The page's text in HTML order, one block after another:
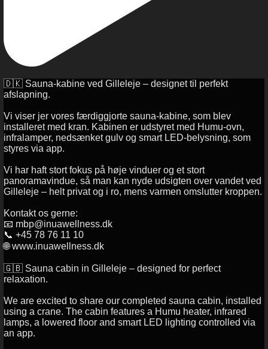
🇩🇰 Sauna-kabine ved Gilleleje – designet til perfekt
afslapning.
Vi viser jer vores færdiggjorte sauna-kabine, som blev
installeret med kran. Kabinen er udstyret med Humu-ovn,
infralamper, nedsænket gulv og smart LED-belysning, som
styres via app.
Vi har haft stort fokus på høje vinduer og et stort
panoramavindue, så man kan nyde udsigten over vandet ved
Gilleleje – helt privat og i ro, mens varmen omslutter kroppen.
Kontakt os gerne:
📧 mbp@inuawellness.dk
📞 +45 78 76 11 10
🌐 www.inuawellness.dk
🇬🇧 Sauna cabin in Gilleleje – designed for perfect
relaxation.
We are excited to share our completed sauna cabin, installed
using a crane. The cabin features a Humu heater, infrared
lamps, a lowered floor and smart LED lighting controlled via
an app.